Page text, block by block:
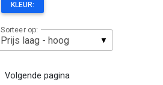
KLEUR:
Sorteer op:
Volgende pagina